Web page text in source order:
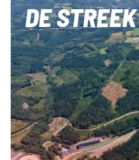
DE STREEK